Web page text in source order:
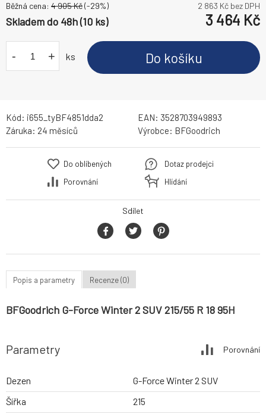
Běžná cena: 4 905Kč(-29%) 2 863 Kč bez DPH
Skladem do 48h (10 ks) 3 464 Kč
- + ks Do košíku
Kód: i655_tyBF4851dda2 EAN: 3528703949893
Záruka: 24 měsíců Výrobce: BFGoodrich
Do oblíbených
Porovnání
Dotaz prodejci
Hlídání
Sdílet
Popis a parametry Recenze (0)
BFGoodrich G-Force Winter 2 SUV 215/55 R 18 95H
Parametry Porovnání
Dezen
G-Force Winter 2 SUV
Šířka
215